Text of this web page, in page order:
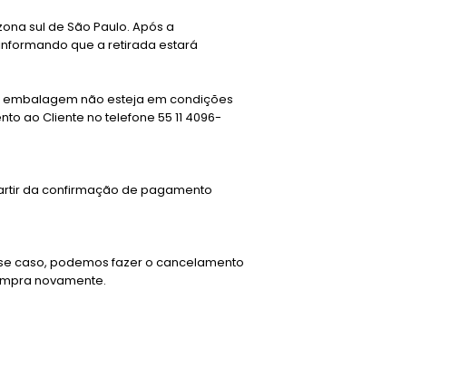
sul de São Paulo. Após a
que a retirada estará
não esteja em condições
ao Cliente no telefone 55 11 4096-
da confirmação de pagamento
caso, podemos fazer o cancelamento
novamente.